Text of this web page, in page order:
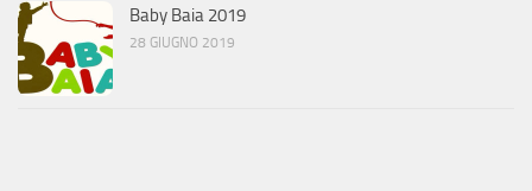
Baby Baia 2019
28 GIUGNO 2019